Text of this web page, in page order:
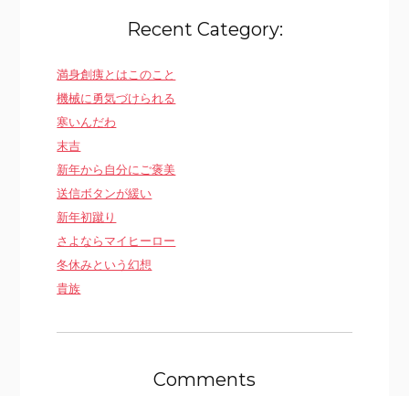
Recent Category:
満身創痍とはこのこと
機械に勇気づけられる
寒いんだわ
末吉
新年から自分にご褒美
送信ボタンが緩い
新年初蹴り
さよならマイヒーロー
冬休みという幻想
貴族
Comments